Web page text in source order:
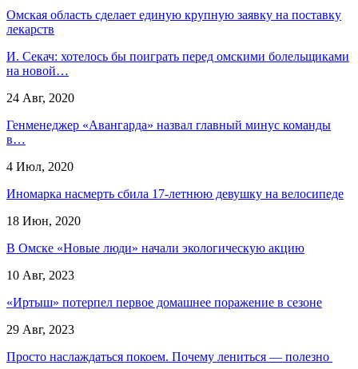
Омская область сделает единую крупную заявку на поставку
лекарств
И. Секач: хотелось бы поиграть перед омскими болельщиками
на новой…
24 Авг, 2020
Генменеджер «Авангарда» назвал главный минус команды
в…
4 Июл, 2020
Иномарка насмерть сбила 17-летнюю девушку на велосипеде
18 Июн, 2020
В Омске «Новые люди» начали экологическую акцию
10 Авг, 2023
«Иртыш» потерпел первое домашнее поражение в сезоне
29 Авг, 2023
Просто наслаждаться покоем. Почему лениться — полезно